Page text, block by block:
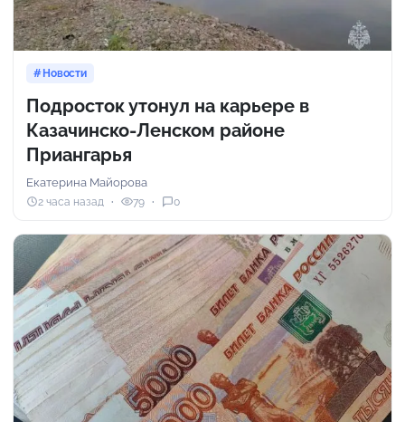
Новости
Подросток утонул на карьере в
Казачинско-Ленском районе
Приангарья
Екатерина Майорова
2 часа назад 79 0